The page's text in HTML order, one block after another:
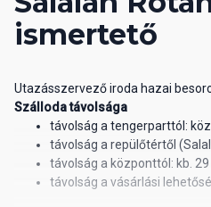
ismertető
Utazásszervező iroda hazai
Szálloda távolsága
távolság a tengerparttól:
távolság a repülőtértől
távolság a központtól: kb.
távolság a vásárlási